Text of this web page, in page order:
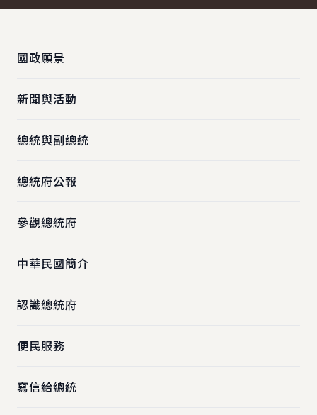
國政願景
新聞與活動
總統與副總統
總統府公報
參觀總統府
中華民國簡介
認識總統府
便民服務
寫信給總統